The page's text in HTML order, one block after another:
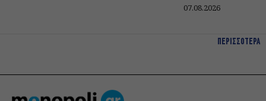
07.08.2026
ΠΕΡΙΣΣΟΤΕΡΑ